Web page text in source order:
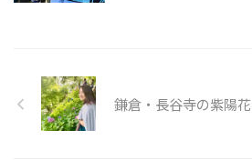
鎌倉・長谷寺の紫陽花